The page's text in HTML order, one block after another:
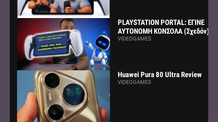
PLAYSTATION PORTAL: ΕΓΙΝΕ
ΑΥΤΟΝΟΜΗ ΚΟΝΣΟΛΑ (Σχεδόν)
VIDEOGAMES
Huawei Pura 80 Ultra Review
VIDEOGAMES